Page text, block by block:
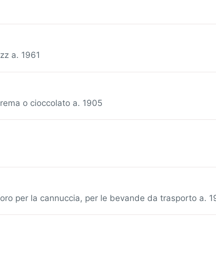
a. 1961
o cioccolato a. 1905
per la cannuccia, per le bevande da trasporto a.